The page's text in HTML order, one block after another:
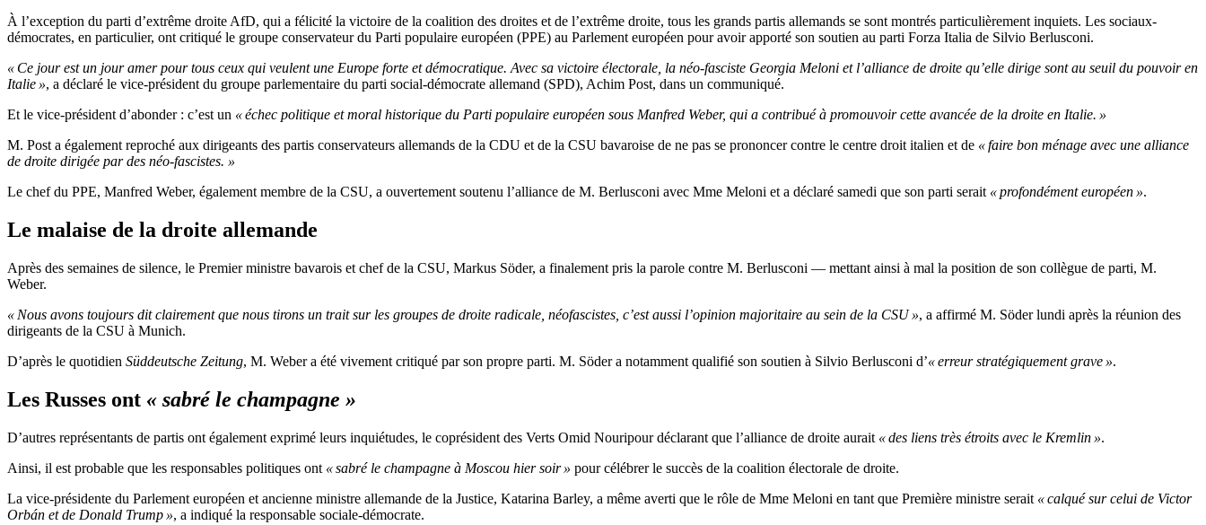
À l’exception du parti d’extrême droite AfD, qui a félicité la victoire de la coalition des droites et de l’extrême droite, tous les grands partis allemands se sont montrés particulièrement inquiets. Les sociaux-
démocrates, en particulier, ont critiqué le groupe conservateur du Parti populaire européen (PPE) au Parlement européen pour avoir apporté son soutien au parti Forza Italia de Silvio Berlusconi.
« Ce jour est un jour amer pour tous ceux qui veulent une Europe forte et démocratique. Avec sa victoire électorale, la néo-fasciste Georgia Meloni et l’alliance de droite qu’elle dirige sont au seuil du pouvoir en
Italie », a déclaré le vice-président du groupe parlementaire du parti social-démocrate allemand (SPD), Achim Post, dans un communiqué.
Et le vice-président d’abonder : c’est un « échec politique et moral historique du Parti populaire européen sous Manfred Weber, qui a contribué à promouvoir cette avancée de la droite en Italie. »
M. Post a également reproché aux dirigeants des partis conservateurs allemands de la CDU et de la CSU bavaroise de ne pas se prononcer contre le centre droit italien et de « faire bon ménage avec une alliance
de droite dirigée par des néo-fascistes. »
Le chef du PPE, Manfred Weber, également membre de la CSU, a ouvertement soutenu l’alliance de M. Berlusconi avec Mme Meloni et a déclaré samedi que son parti serait « profondément européen ».
Le malaise de la droite allemande
Après des semaines de silence, le Premier ministre bavarois et chef de la CSU, Markus Söder, a finalement pris la parole contre M. Berlusconi — mettant ainsi à mal la position de son collègue de parti, M.
Weber.
« Nous avons toujours dit clairement que nous tirons un trait sur les groupes de droite radicale, néofascistes, c’est aussi l’opinion majoritaire au sein de la CSU », a affirmé M. Söder lundi après la réunion des
dirigeants de la CSU à Munich.
D’après le quotidien Süddeutsche Zeitung, M. Weber a été vivement critiqué par son propre parti. M. Söder a notamment qualifié son soutien à Silvio Berlusconi d’« erreur stratégiquement grave ».
Les Russes ont « sabré le champagne »
D’autres représentants de partis ont également exprimé leurs inquiétudes, le coprésident des Verts Omid Nouripour déclarant que l’alliance de droite aurait « des liens très étroits avec le Kremlin ».
Ainsi, il est probable que les responsables politiques ont « sabré le champagne à Moscou hier soir » pour célébrer le succès de la coalition électorale de droite.
La vice-présidente du Parlement européen et ancienne ministre allemande de la Justice, Katarina Barley, a même averti que le rôle de Mme Meloni en tant que Première ministre serait « calqué sur celui de Victor
Orbán et de Donald Trump », a indiqué la responsable sociale-démocrate.